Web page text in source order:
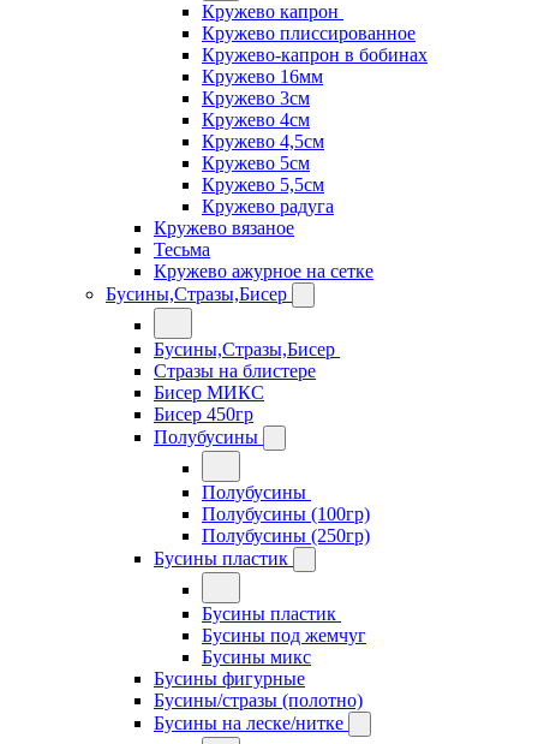
Кружево капрон
Кружево плиссированное
Кружево-капрон в бобинах
Кружево 16мм
Кружево 3см
Кружево 4см
Кружево 4,5см
Кружево 5см
Кружево 5,5см
Кружево радуга
Кружево вязаное
Тесьма
Кружево ажурное на сетке
Бусины,Стразы,Бисер
Бусины,Стразы,Бисер
Стразы на блистере
Бисер МИКС
Бисер 450гр
Полубусины
Полубусины
Полубусины (100гр)
Полубусины (250гр)
Бусины пластик
Бусины пластик
Бусины под жемчуг
Бусины микс
Бусины фигурные
Бусины/стразы (полотно)
Бусины на леске/нитке